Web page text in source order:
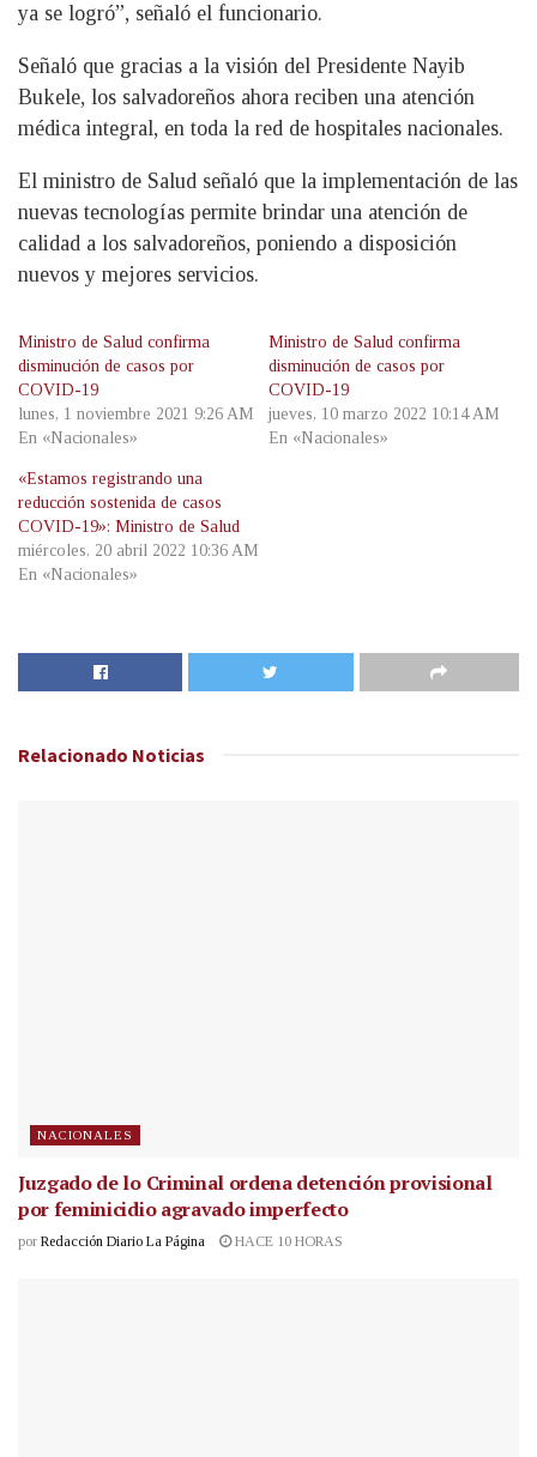
ya se logró”, señaló el funcionario.
Señaló que gracias a la visión del Presidente Nayib
Bukele, los salvadoreños ahora reciben una atención
médica integral, en toda la red de hospitales nacionales.
El ministro de Salud señaló que la implementación de las
nuevas tecnologías permite brindar una atención de
calidad a los salvadoreños, poniendo a disposición
nuevos y mejores servicios.
Ministro de Salud confirma
disminución de casos por
COVID-19
lunes, 1 noviembre 2021 9:26 AM
En «Nacionales»
Ministro de Salud confirma
disminución de casos por
COVID-19
jueves, 10 marzo 2022 10:14 AM
En «Nacionales»
«Estamos registrando una
reducción sostenida de casos
COVID-19»: Ministro de Salud
miércoles, 20 abril 2022 10:36 AM
En «Nacionales»
Relacionado Noticias
NACIONALES
Juzgado de lo Criminal ordena detención provisional
por feminicidio agravado imperfecto
por Redacción Diario La Página HACE 10 HORAS